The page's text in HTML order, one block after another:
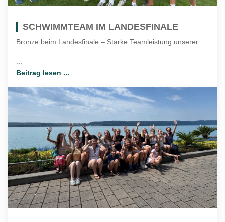
SCHWIMMTEAM IM LANDESFINALE
Bronze beim Landesfinale – Starke Teamleistung unserer
Beitrag lesen ...